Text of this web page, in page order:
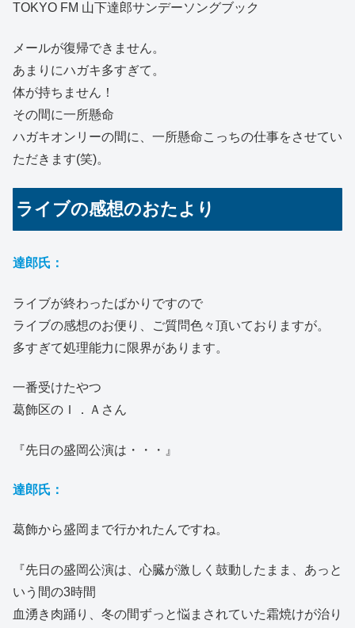
TOKYO FM 山下達郎サンデーソングブック
メールが復帰できません。
あまりにハガキ多すぎて。
体が持ちません！
その間に一所懸命
ハガキオンリーの間に、一所懸命こっちの仕事をさせてい
ただきます(笑)。
ライブの感想のおたより
達郎氏：
ライブが終わったばかりですので
ライブの感想のお便り、ご質問色々頂いておりますが。
多すぎて処理能力に限界があります。
一番受けたやつ
葛飾区のＩ．Ａさん
『先日の盛岡公演は・・・』
達郎氏：
葛飾から盛岡まで行かれたんですね。
『先日の盛岡公演は、心臓が激しく鼓動したまま、あっと
いう間の3時間
血湧き肉踊り、冬の間ずっと悩まされていた霜焼けが治り